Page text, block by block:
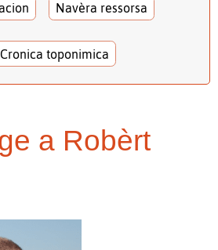
Navèra ressorsa
Cronica toponimica
a Robèrt